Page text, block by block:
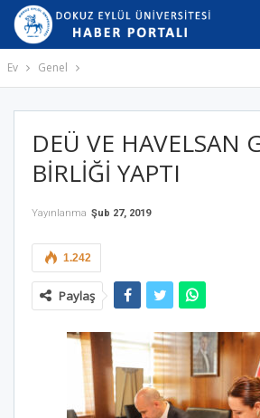
Ev Genel
DEÜ VE HAVELSAN
BİRLİĞİ YAPTI
Yayınlanma Şub 27, 2019
1.242
Paylaş